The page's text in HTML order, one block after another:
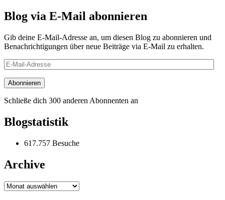
Blog via E-Mail abonnieren
Gib deine E-Mail-Adresse an, um diesen Blog zu abonnieren und
Benachrichtigungen über neue Beiträge via E-Mail zu erhalten.
E-
Mail-
Adresse
Abonnieren
Schließe dich 300 anderen Abonnenten an
Blogstatistik
617.757 Besuche
Archive
Archive